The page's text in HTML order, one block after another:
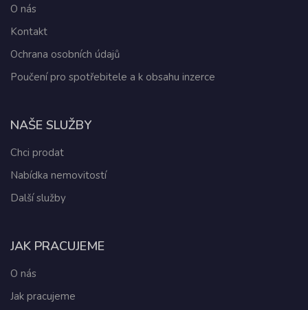
O nás
Kontakt
Ochrana osobních údajů
Poučení pro spotřebitele a k obsahu inzerce
NAŠE SLUŽBY
Chci prodat
Nabídka nemovitostí
Další služby
JAK PRACUJEME
O nás
Jak pracujeme